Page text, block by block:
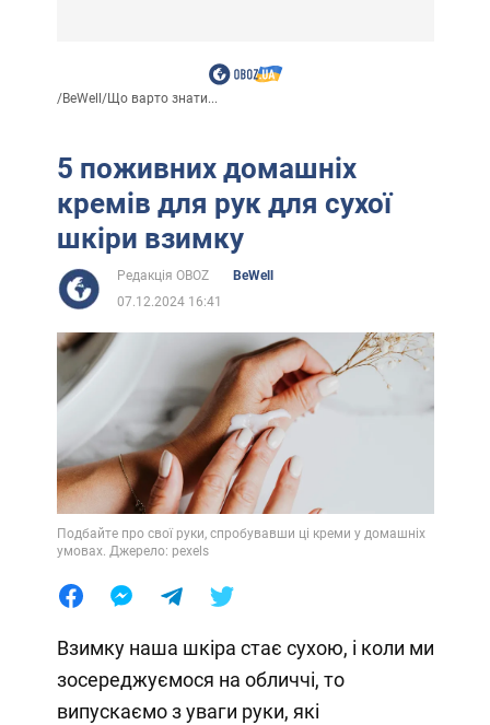
/BeWell/Що варто знати...
5 поживних домашніх
кремів для рук для сухої
шкіри взимку
Редакція OBOZ
BeWell
07.12.2024 16:41
Подбайте про свої руки, спробувавши ці креми у домашніх
умовах. Джерело: pexels
Взимку наша шкіра стає сухою, і коли ми
зосереджуємося на обличчі, то
випускаємо з уваги руки, які